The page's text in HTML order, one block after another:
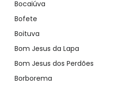
Bocaiúva
Bofete
Boituva
Bom Jesus da Lapa
Bom Jesus dos Perdões
Borborema